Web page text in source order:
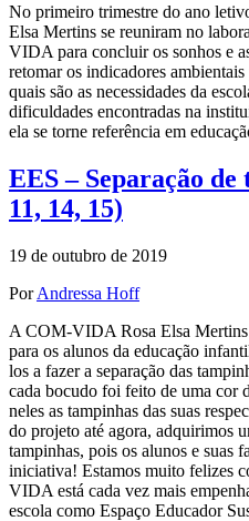
No primeiro trimestre do ano
Elsa Mertins se reuniram no
VIDA para concluir os sonhos e
retomar os indicadores
quais são as necessidades da
dificuldades encontradas na
ela se torne referência em
EES – Separação
11, 14, 15)
19 de outubro de 2019
PorAndressa Hoff
A COM-VIDA Rosa Elsa
para os alunos da educação
los a fazer a separação das
cada bocudo foi feito de uma cor
neles as tampinhas das suas
do projeto até agora, adquirimos
tampinhas, pois os alunos e suas
iniciativa! Estamos muito felizes
VIDA está cada vez mais
escola como Espaço Educador